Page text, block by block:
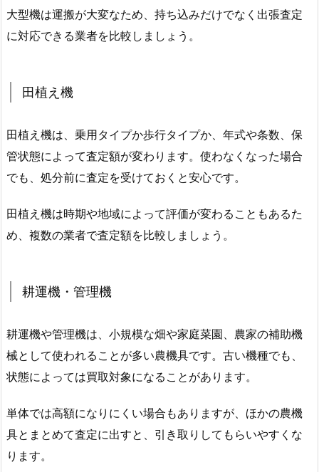
大型機は運搬が大変なため、持ち込みだけでなく出張査定
に対応できる業者を比較しましょう。
田植え機
田植え機は、乗用タイプか歩行タイプか、年式や条数、保
管状態によって査定額が変わります。使わなくなった場合
でも、処分前に査定を受けておくと安心です。
田植え機は時期や地域によって評価が変わることもあるた
め、複数の業者で査定額を比較しましょう。
耕運機・管理機
耕運機や管理機は、小規模な畑や家庭菜園、農家の補助機
械として使われることが多い農機具です。古い機種でも、
状態によっては買取対象になることがあります。
単体では高額になりにくい場合もありますが、ほかの農機
具とまとめて査定に出すと、引き取りしてもらいやすくな
ります。